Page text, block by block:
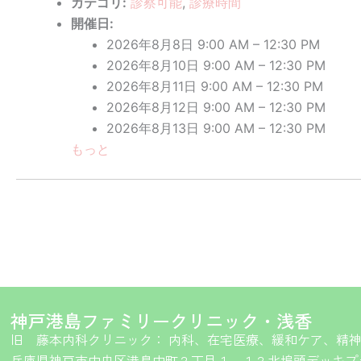
開催日:
2026年8月8日 9:00 AM – 12:30 PM
2026年8月10日 9:00 AM – 12:30 PM
2026年8月11日 9:00 AM – 12:30 PM
2026年8月12日 9:00 AM – 12:30 PM
2026年8月13日 9:00 AM – 12:30 PM
もっと
神戸港島ファミリークリニック・浅香
旧 藤本内科クリニック： 内科、在宅医療、緩和ケア、精